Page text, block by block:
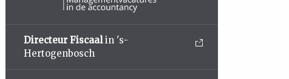
Directeur Fiscaalin 's-
Hertogenbosch